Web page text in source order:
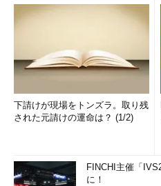
下請けが現場をトンズラ。取り残
された元請けの運命は？ (1/2)
FINCHI主催「
に！